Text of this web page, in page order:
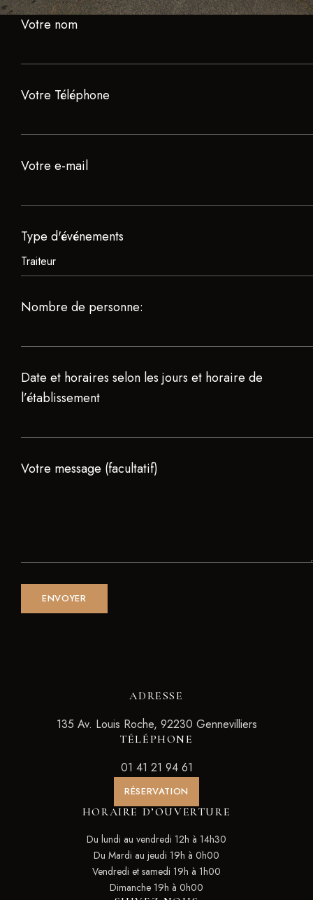
Votre nom
Votre Téléphone
Votre e-mail
Type d'événements
Nombre de personne:
Date et horaires selon les jours et horaire de
l’établissement
Votre message (facultatif)
ADRESSE
135 Av. Louis Roche, 92230 Gennevilliers
TÉLÉPHONE
01 41 21 94 61
RÉSERVATION
HORAIRE D’OUVERTURE
Du lundi au vendredi 12h à 14h30
Du Mardi au jeudi 19h à 0h00
Vendredi et samedi 19h à 1h00
Dimanche 19h à 0h00